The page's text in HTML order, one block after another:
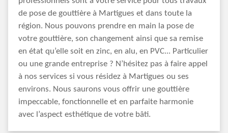
de pose de gouttière à Martigues et dans toute la
région. Nous pouvons prendre en main la pose de
votre gouttière, son changement ainsi que sa remise
en état qu’elle soit en zinc, en alu, en PVC... Particulier
ou une grande entreprise ? N’hésitez pas à faire appel
à nos services si vous résidez à Martigues ou ses
environs. Nous saurons vous offrir une gouttière
impeccable, fonctionnelle et en parfaite harmonie
avec l’aspect esthétique de votre bâti.